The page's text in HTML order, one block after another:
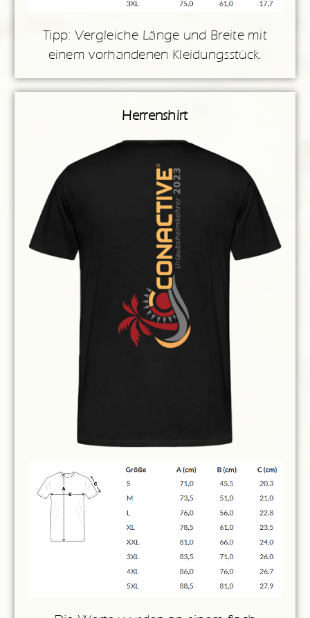
Tipp: Vergleiche Länge und Breite mit
einem vorhandenen Kleidungsstück.
Herrenshirt